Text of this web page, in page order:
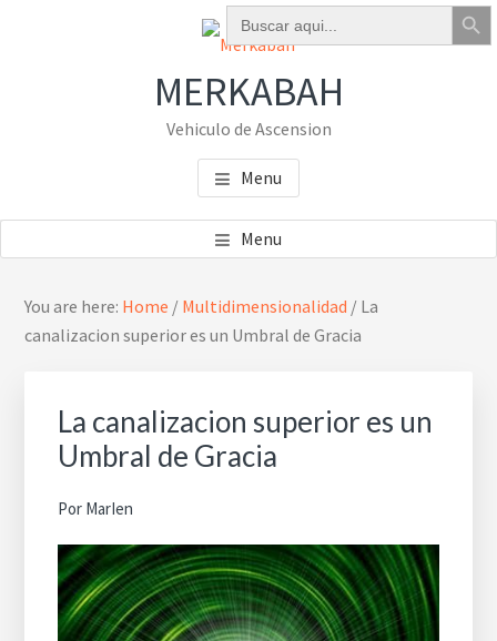
Buscar: Botón de
MERKABAH
Vehiculo de Ascension
Menu
Menu
You are here: Home / Multidimensionalidad / La
canalizacion superior es un Umbral de Gracia
La canalizacion superior es un
Umbral de Gracia
Por MarIen
Primary
Sidebar